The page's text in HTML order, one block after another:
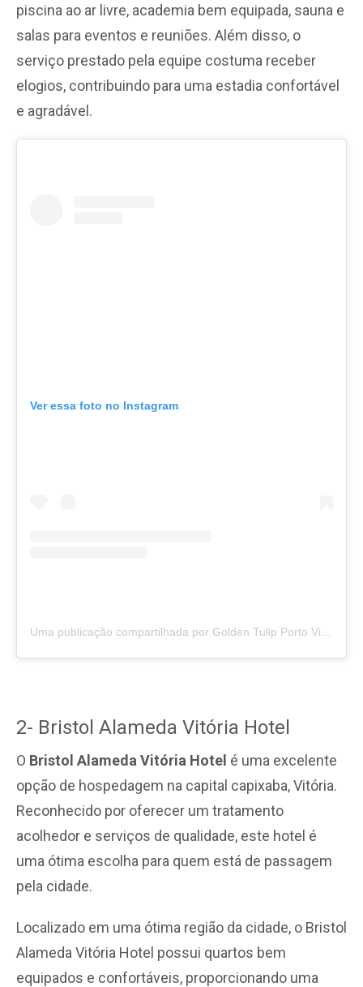
piscina ao ar livre, academia bem equipada, sauna e
salas para eventos e reuniões. Além disso, o
serviço prestado pela equipe costuma receber
elogios, contribuindo para uma estadia confortável
e agradável.
Ver essa foto no Instagram
2- Bristol Alameda Vitória Hotel
O Bristol Alameda Vitória Hotel é uma excelente
opção de hospedagem na capital capixaba, Vitória.
Reconhecido por oferecer um tratamento
acolhedor e serviços de qualidade, este hotel é
uma ótima escolha para quem está de passagem
pela cidade.
Localizado em uma ótima região da cidade, o Bristol
Alameda Vitória Hotel possui quartos bem
equipados e confortáveis, proporcionando uma